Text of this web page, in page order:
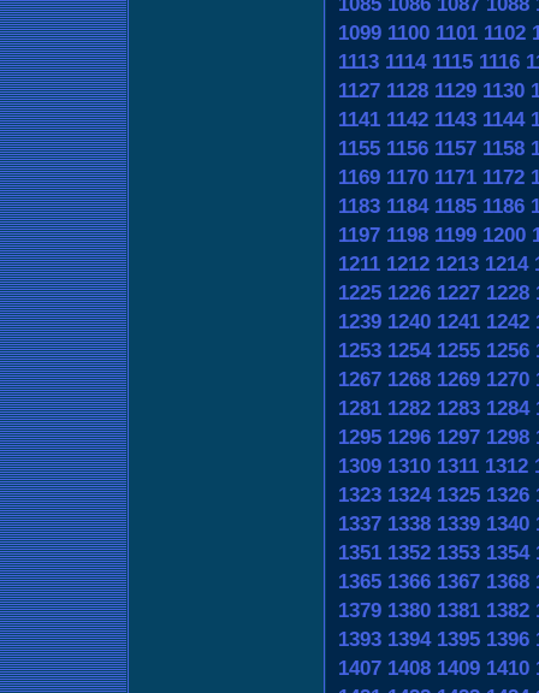
1099 1100 1101 1102
1113 1114 1115 1116
1127 1128 1129 1130
1141 1142 1143 1144
1155 1156 1157 1158
1169 1170 1171 1172
1183 1184 1185 1186
1197 1198 1199 1200
1211 1212 1213 1214
1225 1226 1227 1228
1239 1240 1241 1242
1253 1254 1255 1256
1267 1268 1269 1270
1281 1282 1283 1284
1295 1296 1297 1298
1309 1310 1311 1312
1323 1324 1325 1326
1337 1338 1339 1340
1351 1352 1353 1354
1365 1366 1367 1368
1379 1380 1381 1382
1393 1394 1395 1396
1407 1408 1409 1410